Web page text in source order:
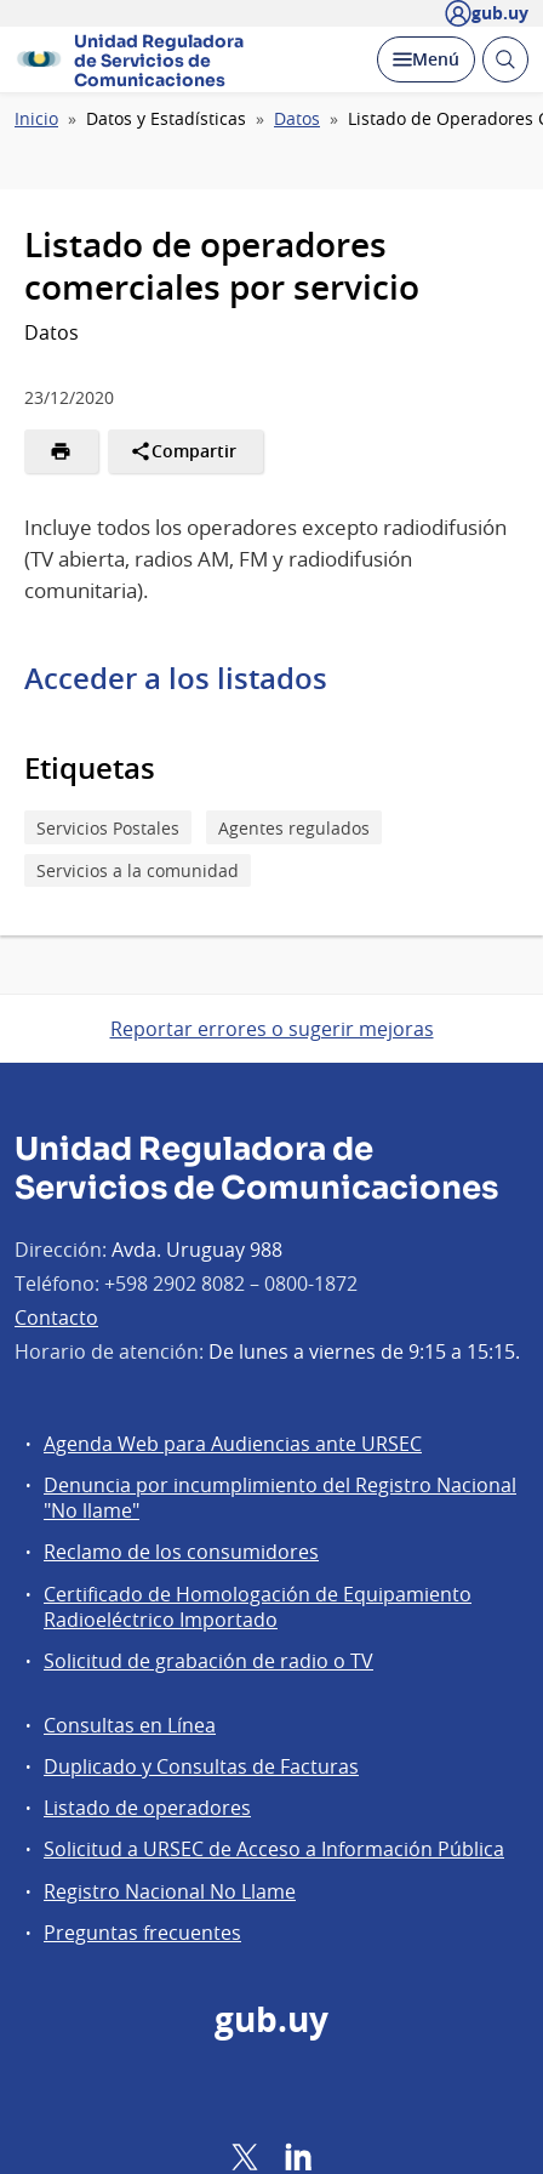
gub.uy
Unidad Reguladora
de Servicios de
Comunicaciones
Desplegar
Menú Abrir
Ruta
Inicio Datos y Estadísticas Datos Listado de Operadores
Listado de operadores
comerciales por servicio
Datos
23/12/2020
Compartir
Incluye todos los operadores excepto radiodifusión
(TV abierta, radios AM, FM y radiodifusión
comunitaria).
Acceder a los listados
Etiquetas
Servicios Postales
Agentes regulados
Servicios a la comunidad
Reportar errores o sugerir mejoras
Unidad Reguladora de
Servicios de Comunicaciones
Dirección: Avda. Uruguay 988
Teléfono: +598 2902 8082 – 0800-1872
Contacto
Horario de atención: De lunes a viernes de 9:15 a 15:15.
Servicios
comunidad
Agenda Web para Audiencias ante URSEC
Denuncia por incumplimiento del Registro Nacional
"No llame"
Reclamo de los consumidores
Certificado de Homologación de Equipamiento
Radioeléctrico Importado
Solicitud de grabación de radio o TV
Agentes
regulados
Consultas en Línea
Duplicado y Consultas de Facturas
Listado de operadores
Solicitud a URSEC de Acceso a Información Pública
Registro Nacional No Llame
Preguntas frecuentes
gub.uy
Twitter